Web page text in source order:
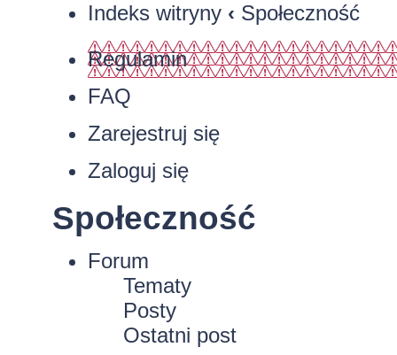
Indeks witryny ‹ Społeczność
Regulamin
FAQ
Zarejestruj się
Zaloguj się
Społeczność
Forum
Tematy
Posty
Ostatni post